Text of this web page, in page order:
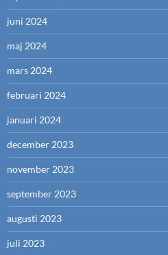
juni 2024
maj 2024
mars 2024
februari 2024
januari 2024
december 2023
november 2023
september 2023
augusti 2023
juli 2023